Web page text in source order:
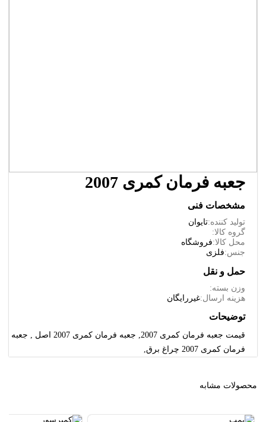
جعبه فرمان کمری 2007
مشخصات فنی
تولید کننده:تایوان
گروه کالا:
محل کالا:فروشگاه
جنس:فلزی
حمل و نقل
وزن بسته:
هزینه ارسال:غیررایگان
توضیحات
قیمت جعبه فرمان کمری 2007, جعبه فرمان کمری 2007 اصل , جعبه
فرمان کمری 2007 چراغ برق,
محصولات مشابه